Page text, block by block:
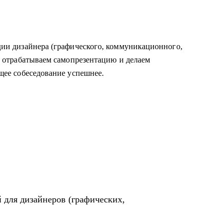
заданиям, чтобы проходить их уверенно, без
и с удовольствием, прокачивая процессы и
интервью или получают отказы, и помогаю
обратную связь, без воды и с понятными шагами,
дизайнера (графического, коммуникационного,
самопрезентацию и делаем
собеседование успешнее.
дизайнеров (графических,